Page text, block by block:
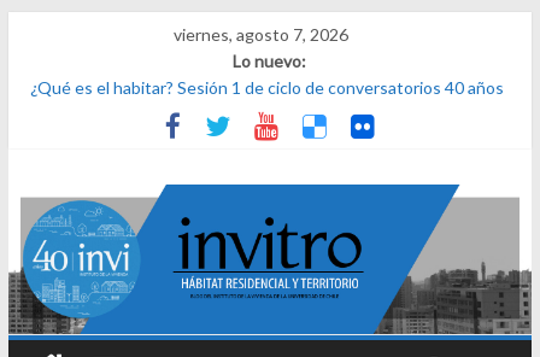
viernes, agosto 7, 2026
Lo nuevo:
¿Qué es el habitar? Sesión 1 de ciclo de conversatorios 40 años
El derecho a habitar
Receta para viajar al pasado
Una noche y el amanecer en Dignidad